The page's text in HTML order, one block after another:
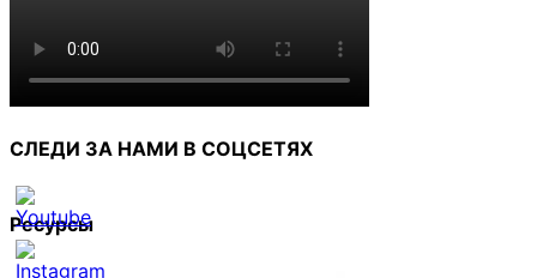
СЛЕДИ ЗА НАМИ В СОЦСЕТЯХ
Ресурсы